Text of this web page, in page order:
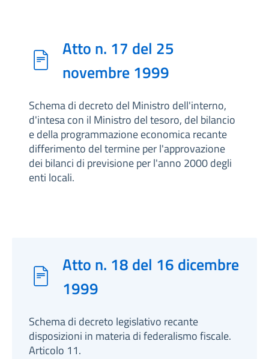
Atto n. 17 del 25
novembre 1999
Schema di decreto del Ministro dell'interno,
d'intesa con il Ministro del tesoro, del bilancio
e della programmazione economica recante
differimento del termine per l'approvazione
dei bilanci di previsione per l'anno 2000 degli
enti locali.
Atto n. 18 del 16 dicembre
1999
Schema di decreto legislativo recante
disposizioni in materia di federalismo fiscale.
Articolo 11.